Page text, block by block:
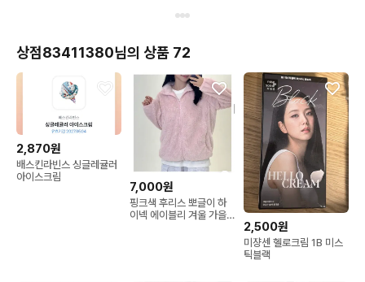
상점83411380님의 상품 72
2,870원
배스킨라빈스 싱글레귤러
아이스크림
7,000원
핑크색 후리스 뽀글이 하
이넥 에이블리 겨울 가을
2,500원
미쟝센 헬로크림 1B 미스
틱블랙